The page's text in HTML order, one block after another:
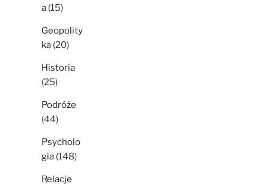
a (15)
Geopolity
ka (20)
Historia
(25)
Podróże
(44)
Psycholo
gia (148)
Relacje